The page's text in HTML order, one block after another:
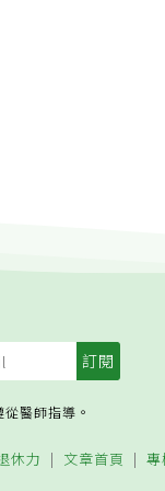
醫師指導。
休力 文章首頁